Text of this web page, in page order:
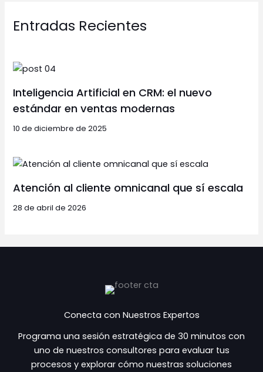
Entradas Recientes
Inteligencia Artificial en CRM: el nuevo
estándar en ventas modernas
10 de diciembre de 2025
Atención al cliente omnicanal que sí escala
28 de abril de 2026
Conecta con Nuestros Expertos
Programa una sesión estratégica de 30 minutos con
uno de nuestros consultores para evaluar tus
procesos y explorar cómo nuestras soluciones